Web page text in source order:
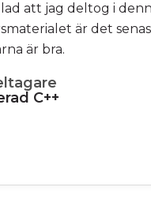
att jag deltog i
är det
är bra.
C++